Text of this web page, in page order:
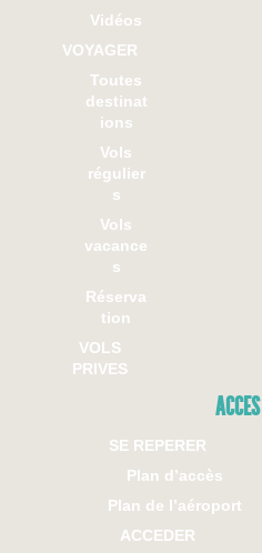
Vidéos
VOYAGER
Toutes
destinat
ions
Vols
régulier
s
Vols
vacance
s
Réserva
tion
VOLS
PRIVES
ACCES
SE REPERER
Plan d’accès
Plan de l’aéroport
ACCEDER